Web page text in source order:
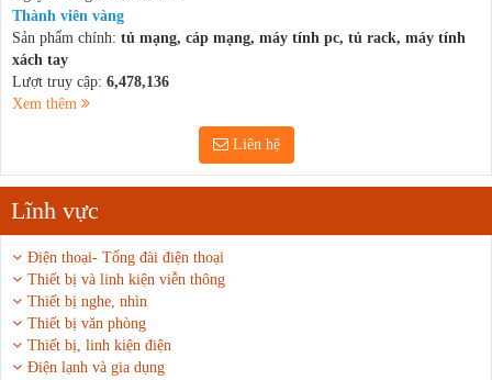
Thành viên vàng
Sản phẩm chính: tủ mạng, cáp mạng, máy tính pc, tủ rack, máy tính
xách tay
Lượt truy cập: 6,478,136
Xem thêm
Liên hệ
Lĩnh vực
Điện thoại- Tổng đài điện thoại
Thiết bị và linh kiện viễn thông
Thiết bị nghe, nhìn
Thiết bị văn phòng
Thiết bị, linh kiện điện
Điện lạnh và gia dụng